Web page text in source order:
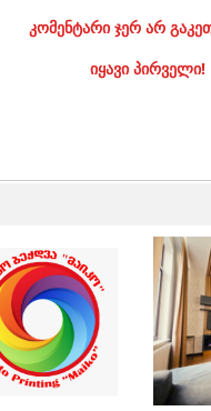
კომენტარი ჯერ არ
იყავი პირველი!